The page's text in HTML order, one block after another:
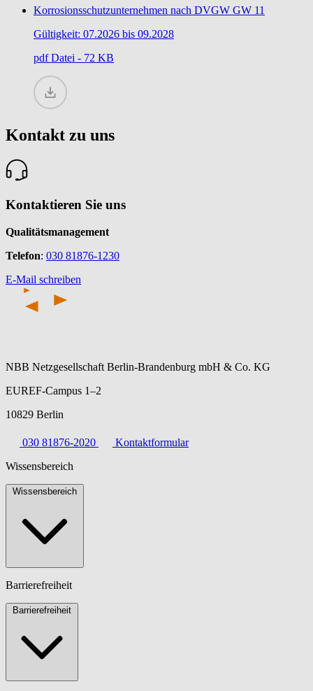
Korrosionsschutzunternehmen nach DVGW GW 11
Gültigkeit: 07.2026 bis 09.2028
pdfDatei - 72 KB
Kontakt zu uns
Kontaktieren Sie uns
Qualitätsmanagement
Telefon: 030 81876-1230
E-Mail schreiben
NBB Netzgesellschaft Berlin-Brandenburg mbH & Co. KG
EUREF-Campus 1–2
10829 Berlin
030 81876-2020
Kontaktformular
Wissensbereich
Wissensbereich
Barrierefreiheit
Barrierefreiheit